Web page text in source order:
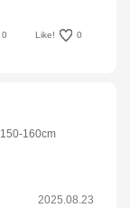
0 Like! 0
150-160cm
2025.08.23